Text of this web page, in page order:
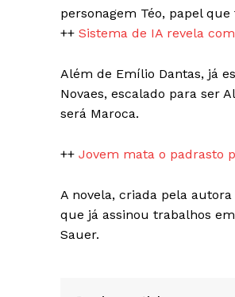
personagem Téo, papel
++ Sistema de IA revela
Além de Emílio Dantas, já
Novaes, escalado para ser
será Maroca.
++ Jovem mata o padrasto
A novela, criada pela autora
que já assinou trabalhos
Sauer.